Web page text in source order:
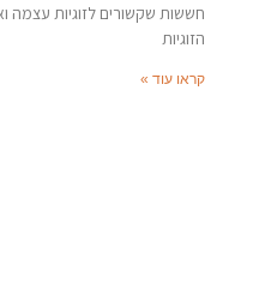
חששות שקשורים לזוגיות עצמה
הזוגיות
קראו עוד »